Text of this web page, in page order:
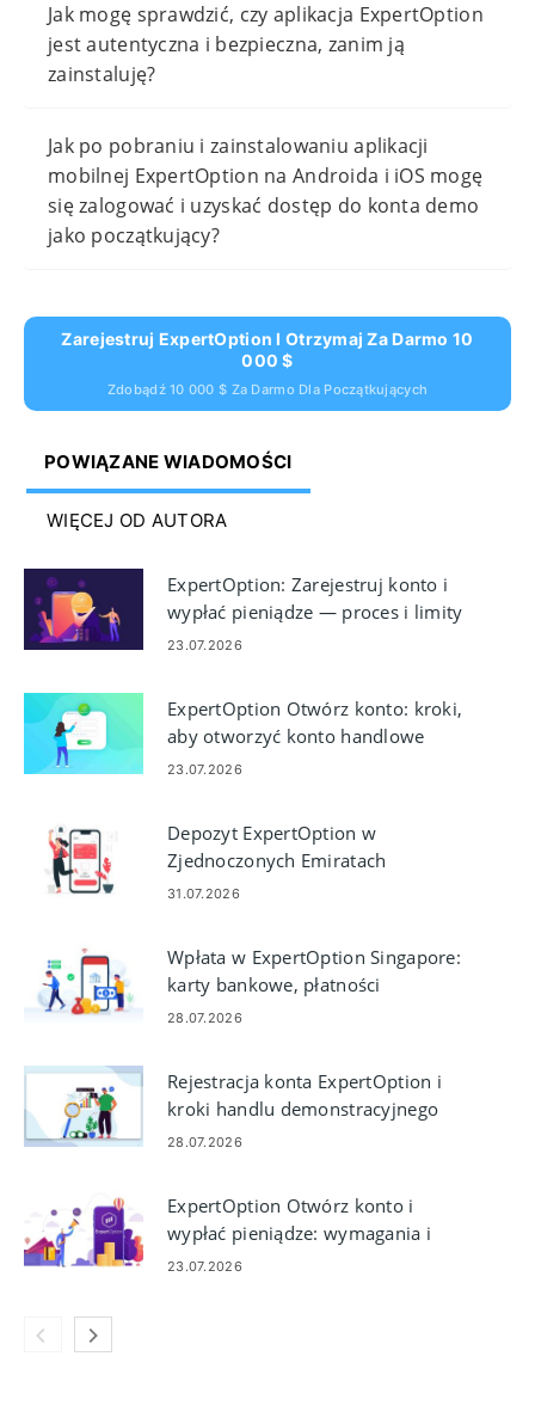
Jak mogę sprawdzić, czy aplikacja ExpertOption
jest autentyczna i bezpieczna, zanim ją
zainstaluję?
Jak po pobraniu i zainstalowaniu aplikacji
mobilnej ExpertOption na Androida i iOS mogę
się zalogować i uzyskać dostęp do konta demo
jako początkujący?
Zarejestruj ExpertOption I Otrzymaj Za Darmo 10
000 $
Zdobądź 10 000 $ Za Darmo Dla Początkujących
POWIĄZANE WIADOMOŚCI
WIĘCEJ OD AUTORA
ExpertOption: Zarejestruj konto i
wypłać pieniądze — proces i limity
23.07.2026
ExpertOption Otwórz konto: kroki,
aby otworzyć konto handlowe
23.07.2026
Depozyt ExpertOption w
Zjednoczonych Emiratach
Arabskich: Visa/Mastercard,
31.07.2026
Wpłata w ExpertOption Singapore:
karty bankowe, płatności
elektroniczne i kryptowaluty
28.07.2026
Rejestracja konta ExpertOption i
kroki handlu demonstracyjnego
28.07.2026
ExpertOption Otwórz konto i
wypłać pieniądze: wymagania i
proces
23.07.2026